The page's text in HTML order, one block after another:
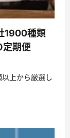
1900種類
定期便
上から厳選し